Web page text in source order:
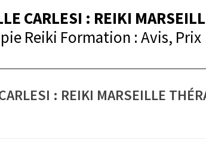
CARLESI : REIKI
Reiki Formation : Avis,
: REIKI MARSEILLE